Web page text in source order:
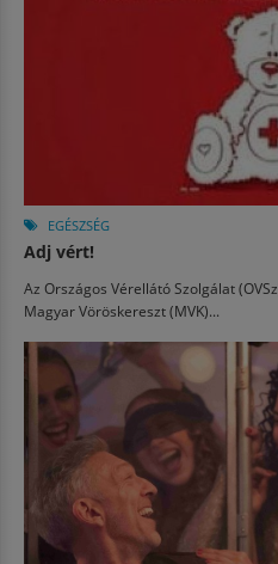
EGÉSZSÉG
Adj vért!
Az Országos Vérellátó Szolgálat
Magyar Vöröskereszt (MVK)...